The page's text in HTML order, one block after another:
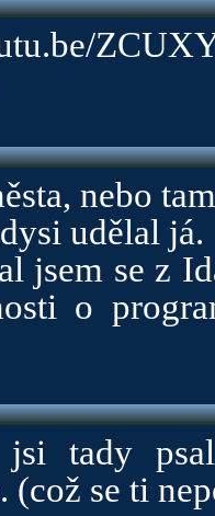
nebo
udělal já.
jsem se z
o
jsi tady
(což se ti